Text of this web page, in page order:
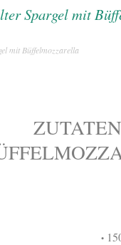
mit Büffelmozzarella
•